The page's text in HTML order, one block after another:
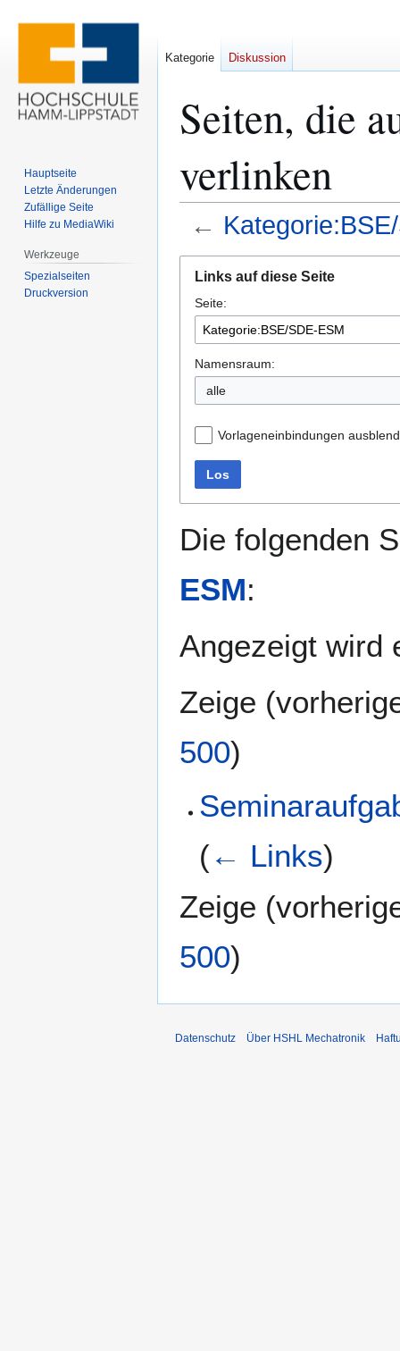
Seiten, die
verlinken
←
Navigation
springen
Suche
springen
Links auf diese Seite
Seite:
Namensraum:
alle
Vorlageneinbindungen
Los
Die folgenden
ESM:
Angezeigt wird
Zeige (
500)
(← Links)
Zeige (
500)
Kategorie Diskussion
Hauptseite
Letzte Änderungen
Zufällige Seite
Hilfe zu MediaWiki
Werkzeuge
Spezialseiten
Druckversion
Datenschutz Über HSHL Mechatronik